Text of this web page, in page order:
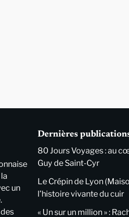
un
Dernières
80 Jours Voyages : au
Guy de Saint-Cyr
Le Crépin de Lyon
l’histoire vivante du cuir
« Un sur un million » :